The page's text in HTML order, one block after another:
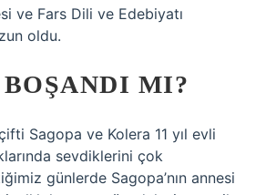
ve Fars Dili ve Edebiyatı
oldu.
BOŞANDI MI?
Sagopa ve Kolera 11 yıl evli
sevdiklerini çok
günlerde Sagopa’nın annesi